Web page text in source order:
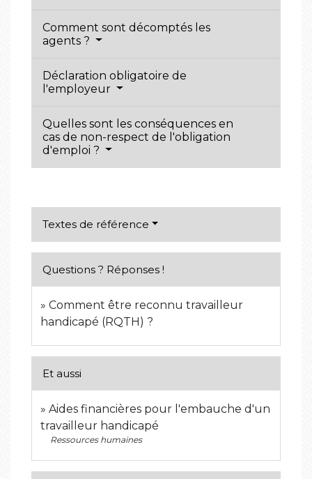
Comment sont décomptés les
agents ?
Déclaration obligatoire de
l'employeur
Quelles sont les conséquences en
cas de non-respect de l'obligation
d'emploi ?
Textes de référence
Questions ? Réponses !
Comment être reconnu travailleur
handicapé (RQTH) ?
Et aussi
Aides financières pour l'embauche d'un
travailleur handicapé
Ressources humaines